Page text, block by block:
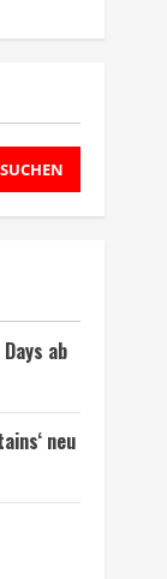
SUCHEN
ab
neu